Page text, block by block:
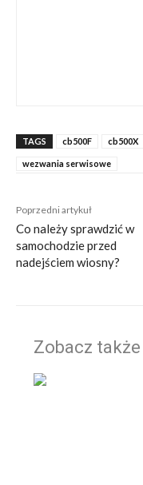
TAGS cb500F cb500X
wezwania serwisowe
Poprzedni artykuł
Co należy sprawdzić w
samochodzie przed
nadejściem wiosny?
Zobacz także